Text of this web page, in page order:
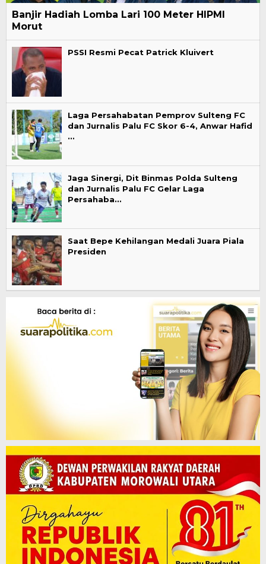
Banjir Hadiah Lomba Lari 100 Meter HIPMI
Morut
PSSI Resmi Pecat Patrick Kluivert
Laga Persahabatan Pemprov Sulteng FC
dan Jurnalis Palu FC Skor 6-4, Anwar Hafid
…
Jaga Sinergi, Dit Binmas Polda Sulteng
dan Jurnalis Palu FC Gelar Laga
Persahaba…
Saat Bepe Kehilangan Medali Juara Piala
Presiden